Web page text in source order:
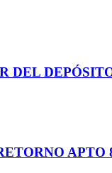
APTO